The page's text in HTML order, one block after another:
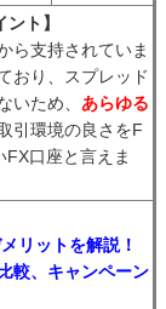
ト】
ら支持されていま
おり、スプレッド
いため、 あらゆる
引環境の良さをF
口座と言えま
リットを解説！
較、キャンペーン